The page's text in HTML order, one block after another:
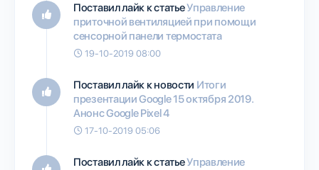
Поставил лайк к статьеУправление
приточной вентиляцией при помощи
сенсорной панели термостата
19-10-2019 08:00
Поставил лайк к новости Итоги
презентации Google 15 октября 2019.
Анонс Google Pixel 4
17-10-2019 05:06
Поставил лайк к статьеУправление